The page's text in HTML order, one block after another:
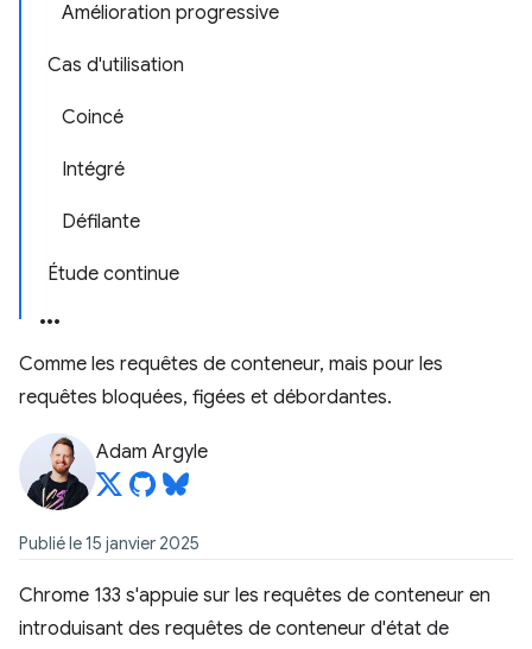
Amélioration progressive
Cas d'utilisation
Coincé
Intégré
Défilante
Étude continue
Comme les requêtes de conteneur, mais pour les
requêtes bloquées, figées et débordantes.
Adam Argyle
Publié le 15 janvier 2025
Chrome 133 s'appuie sur les requêtes de conteneur en
introduisant des requêtes de conteneur d'état de